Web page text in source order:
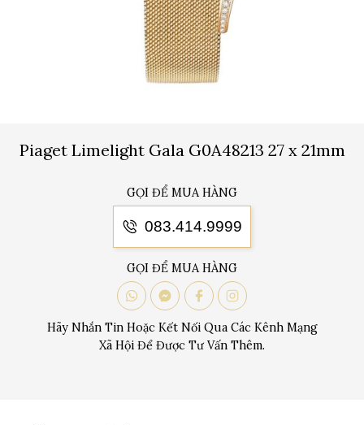
Piaget Limelight Gala G0A48213 27 x 21mm
GỌI ĐỂ MUA HÀNG
083.414.9999
GỌI ĐỂ MUA HÀNG
Hãy Nhắn Tin Hoặc Kết Nối Qua Các Kênh Mạng
Xã Hội Để Được Tư Vấn Thêm.